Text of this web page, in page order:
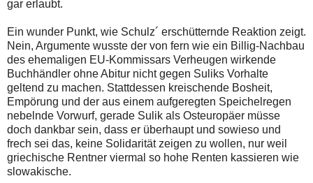
gar erlaubt.
Ein wunder Punkt, wie Schulz´ erschütternde Reaktion zeigt.
Nein, Argumente wusste der von fern wie ein Billig-Nachbau
des ehemaligen EU-Kommissars Verheugen wirkende
Buchhändler ohne Abitur nicht gegen Suliks Vorhalte
geltend zu machen. Stattdessen kreischende Bosheit,
Empörung und der aus einem aufgeregten Speichelregen
nebelnde Vorwurf, gerade Sulik als Osteuropäer müsse
doch dankbar sein, dass er überhaupt und sowieso und
frech sei das, keine Solidarität zeigen zu wollen, nur weil
griechische Rentner viermal so hohe Renten kassieren wie
slowakische.